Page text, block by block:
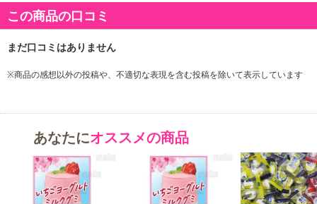
商品詳細
・賞味期限：
カバヤ しゃりinグミ グレープ：製造日より270日
・原材料/材質/素材：
カバヤ しゃりinグミ グレープ：砂糖（国内製造,外国製造）,水
飴,エリスリトール,ゼラチン,植物油脂/酸味料,ソルビトール,マンニ
トール,香料,ゲル化剤（ペクチン）,着色料（アカキャベツ,クチナ
シ）,光沢剤,（一部に小麦・ゼラチンを含む)
この商品の口コミ
※商品の感想以外の投稿や、不適切な表現を含む投稿を除いて表示しています
あなたにオススメの商品